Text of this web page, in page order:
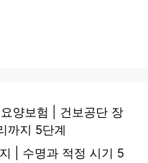
양보험 | 건보공단 장
까지 5단계
| 수명과 적정 시기 5